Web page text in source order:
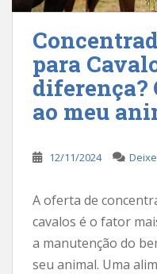
para
diferença?
ao meu
12/11/2024
A oferta de
cavalos é o fator
a manutenção do
seu animal. Uma